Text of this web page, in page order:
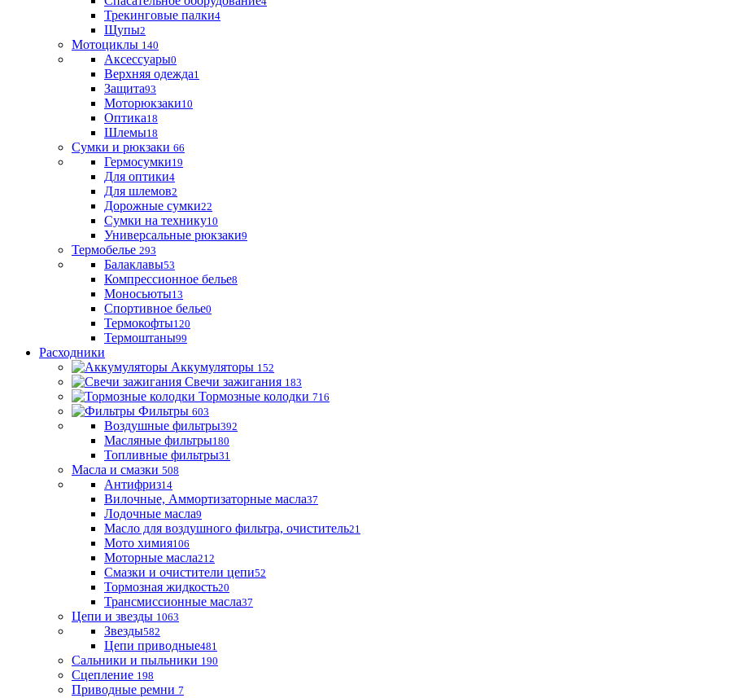
Трекинговые палки4
Щупы2
Мотоциклы 140
Аксессуары0
Верхняя одежда1
Защита93
Моторюкзаки10
Оптика18
Шлемы18
Сумки и рюкзаки 66
Гермосумки19
Для оптики4
Для шлемов2
Дорожные сумки22
Сумки на технику10
Универсальные рюкзаки9
Термобелье 293
Балаклавы53
Компрессионное белье8
Моносьюты13
Спортивное белье0
Термокофты120
Термоштаны99
Расходники
Аккумуляторы 152
Свечи зажигания 183
Тормозные колодки 716
Фильтры 603
Воздушные фильтры392
Масляные фильтры180
Топливные фильтры31
Масла и смазки 508
Антифриз14
Вилочные, Аммортизаторные масла37
Лодочные масла9
Масло для воздушного фильтра, очиститель21
Мото химия106
Моторные масла212
Смазки и очистители цепи52
Тормозная жидкость20
Трансмиссионные масла37
Цепи и звезды 1063
Звезды582
Цепи приводные481
Сальники и пыльники 190
Сцепление 198
Приводные ремни 7